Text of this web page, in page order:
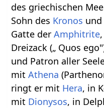
des griechischen
Sohn des Kronos
Gatte derAmphitrite
Dreizack („ Quos
und Patron aller
mitAthena
ringt er mit Hera, in
mit Dionysos, in